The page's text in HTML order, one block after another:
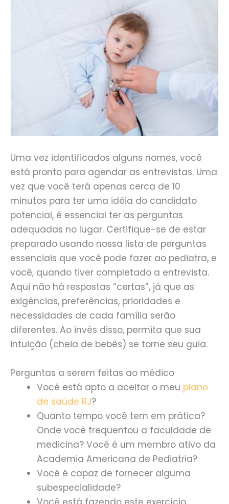
Uma vez identificados alguns nomes, você
está pronto para agendar as entrevistas. Uma
vez que você terá apenas cerca de 10
minutos para ter uma idéia do candidato
potencial, é essencial ter as perguntas
adequadas no lugar. Certifique-se de estar
preparado usando nossa lista de perguntas
essenciais que você pode fazer ao pediatra, e
você, quando tiver completado a entrevista.
Aqui não há respostas “certas”, já que as
exigências, preferências, prioridades e
necessidades de cada família serão
diferentes. Ao invés disso, permita que sua
intuição (cheia de bebês) se torne seu guia.
Perguntas a serem feitas ao médico
Você está apto a aceitar o meu plano
de saúde RJ?
Quanto tempo você tem em prática?
Onde você freqüentou a faculdade de
medicina? Você é um membro ativo da
Academia Americana de Pediatria?
Você é capaz de fornecer alguma
subespecialidade?